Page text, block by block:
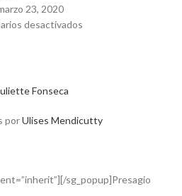
23, 2020
desactivados
Fonseca
porUlises Mendicutty
sg_popup]Presagio